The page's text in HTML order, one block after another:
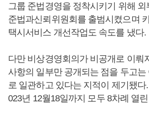
그룹 준법경영을 정착시키기 위해
준법과신뢰위원회를 출범시켰으며
택시서비스 개선작업도 속도를 냈다.
다만 비상경영회의가 비공개로 이뤄
사항의 일부만 공개되는 점을 두고는
로 일관하고 있다는 지적이 제기됐
023년 12월18일까지 모두 8차례 열